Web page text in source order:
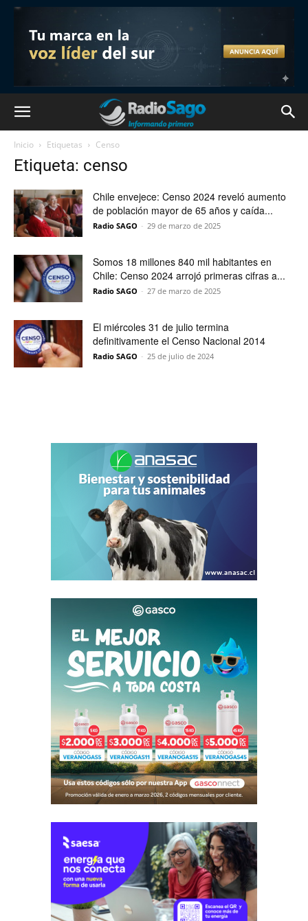
Inicio Etiquetas Censo
Etiqueta: censo
Chile envejece: Censo 2024 reveló aumento
de población mayor de 65 años y caída...
Radio SAGO - 29 de marzo de 2025
Somos 18 millones 840 mil habitantes en
Chile: Censo 2024 arrojó primeras cifras a...
Radio SAGO - 27 de marzo de 2025
El miércoles 31 de julio termina
definitivamente el Censo Nacional 2014
Radio SAGO - 25 de julio de 2024